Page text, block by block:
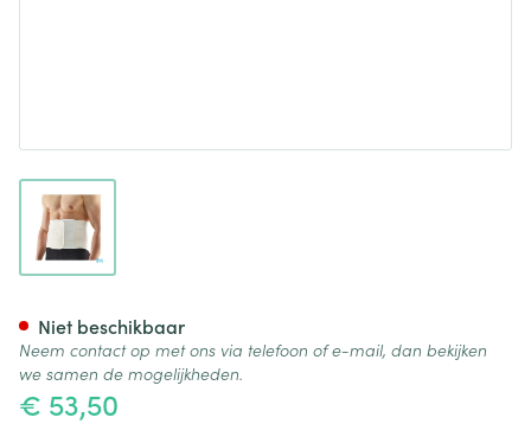
View larger image
€ 53,50
Niet beschikbaar
Neem contact op met ons via telefoon of e-mail, dan bekijken
we samen de mogelijkheden.